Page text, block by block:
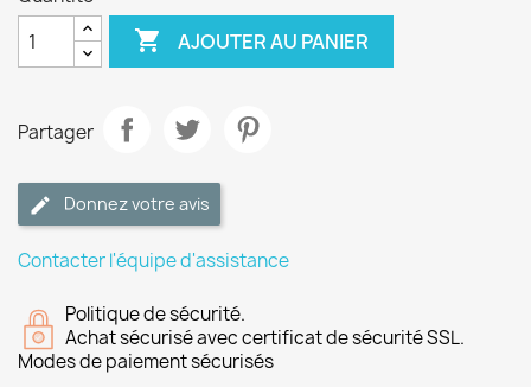
 AJOUTER AU PANIER
Partager
Donnez votre avis
Contacter l'équipe d'assistance
Politique de sécurité.
Achat sécurisé avec certificat de sécurité SSL.
Modes de paiement sécurisés